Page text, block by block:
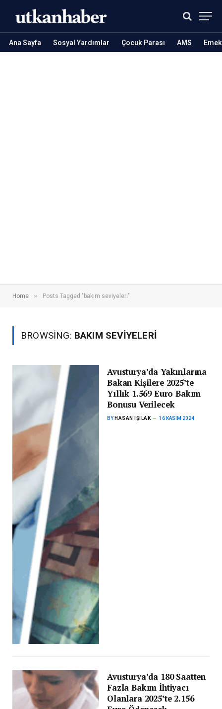
Ana Sayfa Sosyal Yardımlar Çocuk Parası AMS
Home » Posts Tagged "bakım seviyeleri"
BROWSING: BAKIM SEVIYELERI
Avusturya’da Yakınlarına
Bakan Kişilere 2025’te
Yıllık 1.569 Euro Bakım
Bonusu Verilecek
BY HASAN IŞILAK 16 KASIM 2024
Avusturya’da 180 Saatten
Fazla Bakım İhtiyacı
Olanlara 2025’te 2.156